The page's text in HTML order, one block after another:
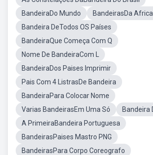
BandeiraDo Mundo
BandeirasDa Africa
Bandeira DeTodos OS Países
BandeiraQue Começa Com Q
Nome De BandeiraCom L
BandeiraDos Paises Imprimir
Pais Com 4 ListrasDe Bandeira
BandeiraPara Colocar Nome
Varias BandeirasEm Uma Só
Bandeira
A PrimeiraBandeira Portuguesa
BandeirasPaises Mastro PNG
BandeirasPara Corpo Coreografo